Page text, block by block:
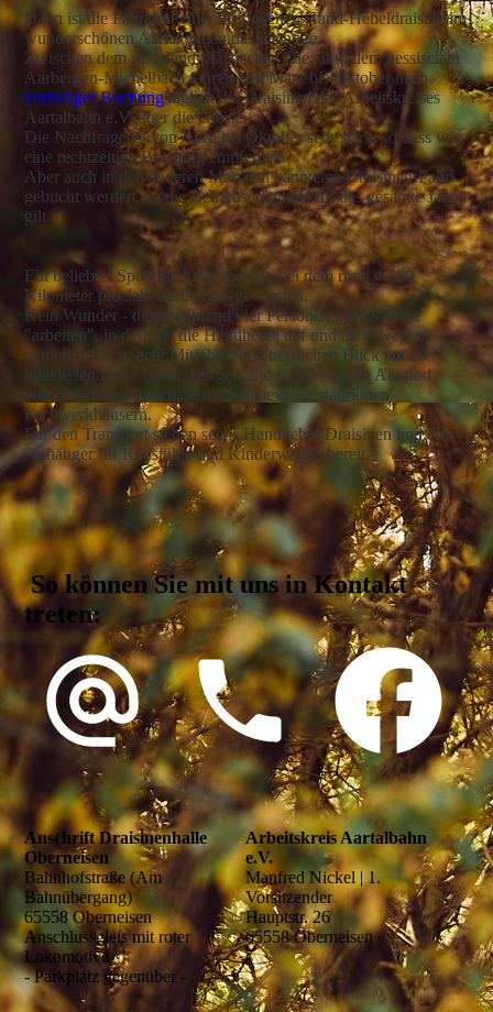
Dann ist die Fahrt mit einer historischen Hand-Hebeldraisine im
wunderschönen Aartal genau das Richtige.
Zwischen dem rheinland-pfälzischen Diez und dem hessischen
Aarbergen-Michelbach fahren von März bis Oktober nach
vorheriger Buchungtäglich die Draisinen des Arbeitskreises
Aartalbahn e.V. über die Gleise.
Die Nachfrage ist von April bis Oktober sehr stark, so dass wir
eine rechtzeitige Buchung empfehlen.
Aber auch in den anderen Monaten kann eine Draisinen-Fahrt
gebucht werden, da die Betriebserlaubnis für das gesamte Jahr
gilt.
Ein beliebter Spaß für Jung und Alt, bei dem rund 4.000
Kilometer pro Jahr zurückgelegt werden.
Kein Wunder - denn während vier Personen pro Draisine
"arbeiten", in dem sie die Handhebel auf und ab bewegen,
genießen bis zu acht Mitfahrer den herrlichen Blick auf die
intakte ländliche Natur, Burgen und Schlösser, die Aar und
wunderschöne Ortschaften mit liebevoll restaurierten
Fachwerkhäusern.
Für den Transport stehen sechs Handhebel-Draisinen und ein
Anhänger für Rollstühle und Kinderwagen bereit.
So können Sie mit uns in Kontakt
treten:
Anschrift Draisinenhalle
Oberneisen
Bahnhofstraße (Am
Bahnübergang)
65558 Oberneisen
Anschlussgleis mit roter
Lokomotive
- Parkplatz gegenüber -
Arbeitskreis Aartalbahn
e.V.
Manfred Nickel | 1.
Vorsitzender
Hauptstr. 26
65558 Oberneisen